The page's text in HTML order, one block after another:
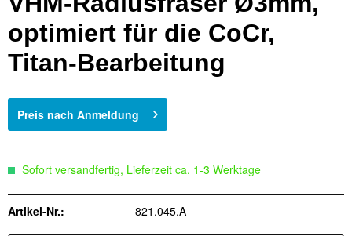
optimiert für die CoCr,
Titan-Bearbeitung
Preis nach Anmeldung
Sofort versandfertig, Lieferzeit ca. 1-3 Werktage
Artikel-Nr.: 821.045.A